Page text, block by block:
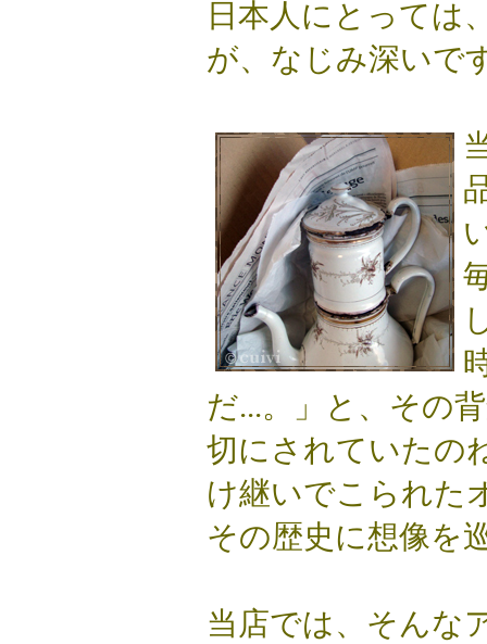
日本人にとっては
が、なじみ深いで
だ...。」と、その
切にされていたの
け継いでこられた
その歴史に想像を
当店では、そんな